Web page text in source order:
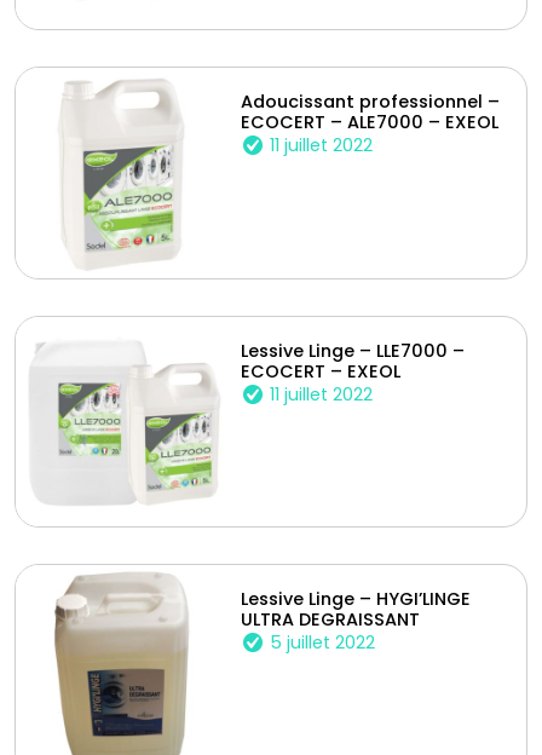
Adoucissant professionnel –
ECOCERT – ALE7000 – EXEOL
11 juillet 2022
Lessive Linge – LLE7000 –
ECOCERT – EXEOL
11 juillet 2022
Lessive Linge – HYGI’LINGE
ULTRA DEGRAISSANT
5 juillet 2022